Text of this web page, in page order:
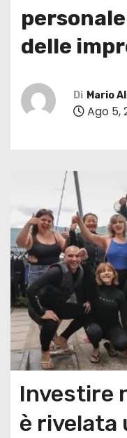
delle
Di Mario
Ago 5,
Investire
è rivelata